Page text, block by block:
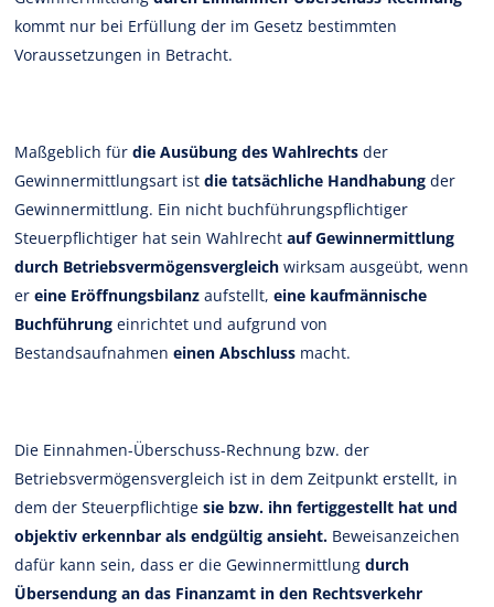
kommt nur bei Erfüllung der im Gesetz bestimmten
Voraussetzungen in Betracht.
Maßgeblich fürdie Ausübung des Wahlrechts der
Gewinnermittlungsart istdie tatsächliche Handhabung der
Gewinnermittlung. Ein nicht buchführungspflichtiger
Steuerpflichtiger hat sein Wahlrechtauf Gewinnermittlung
durch Betriebsvermögensvergleich wirksam ausgeübt, wenn
ereine Eröffnungsbilanz aufstellt,eine kaufmännische
Buchführung einrichtet und aufgrund von
Bestandsaufnahmeneinen Abschluss macht.
Die Einnahmen-Überschuss-Rechnung bzw. der
Betriebsvermögensvergleich ist in dem Zeitpunkt erstellt, in
dem der Steuerpflichtigesie bzw. ihn fertiggestellt hat und
objektiv erkennbar als endgültig ansieht. Beweisanzeichen
dafür kann sein, dass er die Gewinnermittlungdurch
Übersendung an das Finanzamt in den Rechtsverkehr